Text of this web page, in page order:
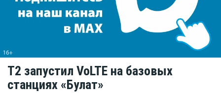
Т2 запустил VoLTE на базовых
станциях «Булат»